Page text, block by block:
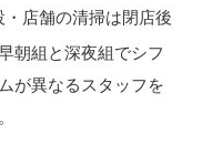
・店舗の清掃は閉店後
朝組と深夜組でシフ
が異なるスタッフを